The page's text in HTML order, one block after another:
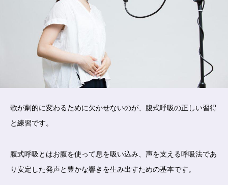
歌が劇的に変わるために欠かせないのが、腹式呼吸の正しい習得
と練習です。
腹式呼吸とはお腹を使って息を吸い込み、声を支える呼吸法であ
り安定した発声と豊かな響きを生み出すための基本です。